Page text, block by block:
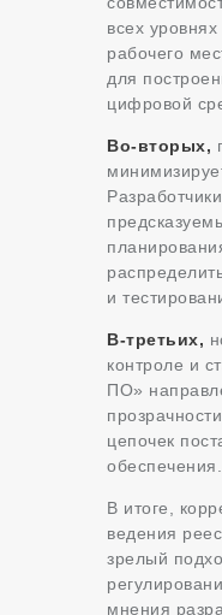
всех
рабочего
для
цифровой
Во-вторых,
и
В-третьих,
контроле и
ПО»
цепочек
обеспечения.
В итоге,
ведения
зрелый
мнения